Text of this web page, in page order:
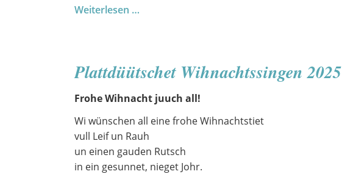
Weiterlesen …
Plattdüütschet Wihnachtssingen 2025
Frohe Wihnacht juuch all!
Wi wünschen all eine frohe Wihnachtstiet
vull Leif un Rauh
un einen gauden Rutsch
in ein gesunnet, nieget Johr.